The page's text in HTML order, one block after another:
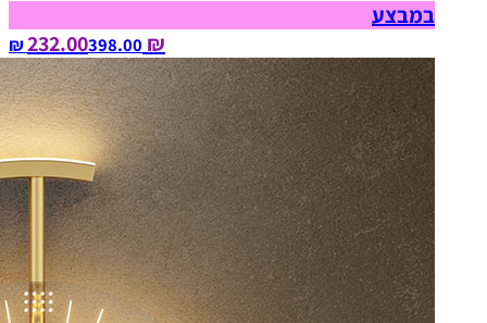
במבצע
₪ 232.00
398.00‏ ₪